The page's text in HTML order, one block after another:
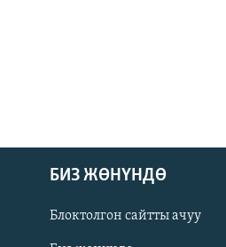
БИЗ ЖӨНҮНДӨ
Блоктолгон сайтты ачуу